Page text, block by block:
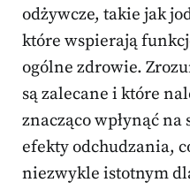
odżywcze, takie jak
które wspierają
ogólne zdrowie.
są zalecane i które
znacząco wpłynąć na
efekty odchudzania,
niezwykle istotnym